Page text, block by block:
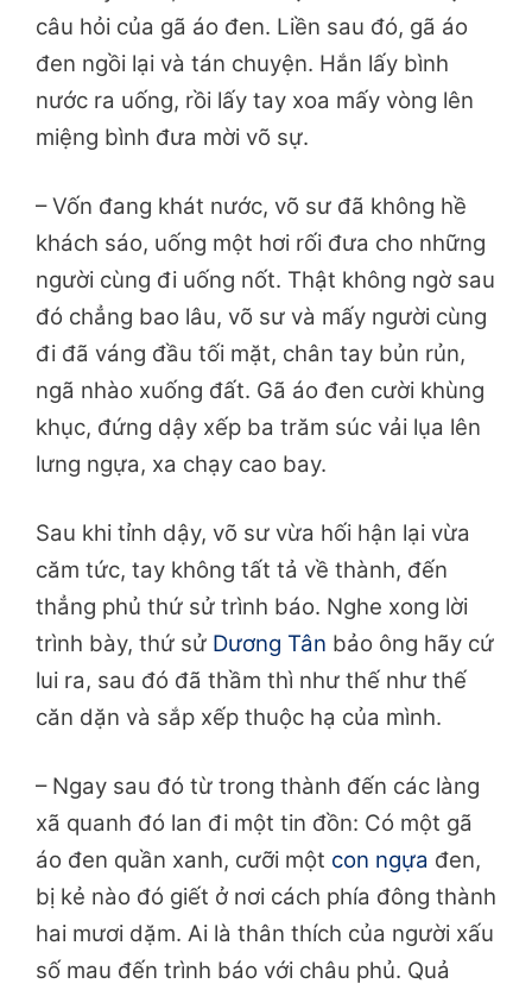
câu hỏi của gã áo đen. Liền sau đó, gã áo
đen ngồi lại và tán chuyện. Hắn lấy bình
nước ra uống, rồi lấy tay xoa mấy vòng lên
miệng bình đưa mời võ sự.
– Vốn đang khát nước, võ sư đã không hề
khách sáo, uống một hơi rối đưa cho những
người cùng đi uống nốt. Thật không ngờ sau
đó chẳng bao lâu, võ sư và mấy người cùng
đi đã váng đầu tối mặt, chân tay bủn rủn,
ngã nhào xuống đất. Gã áo đen cười khùng
khục, đứng dậy xếp ba trăm súc vải lụa lên
lưng ngựa, xa chạy cao bay.
Sau khi tỉnh dậy, võ sư vừa hối hận lại vừa
căm tức, tay không tất tả về thành, đến
thẳng phủ thứ sử trình báo. Nghe xong lời
trình bày, thứ sử Dương Tân bảo ông hãy cứ
lui ra, sau đó đã thầm thì như thế như thế
căn dặn và sắp xếp thuộc hạ của mình.
– Ngay sau đó từ trong thành đến các làng
xã quanh đó lan đi một tin đồn: Có một gã
áo đen quần xanh, cưỡi một con ngựa đen,
bị kẻ nào đó giết ở nơi cách phía đông thành
hai mươi dặm. Ai là thân thích của người xấu
số mau đến trình báo với châu phủ. Quả